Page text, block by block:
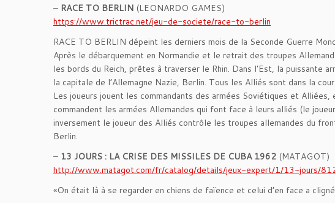
– RACE TO BERLIN (LEONARDO GAMES)
https://www.trictrac.net/jeu-de-societe/race-to-berlin
RACE TO BERLIN dépeint les derniers mois de la Seconde Guerre
Après le débarquement en Normandie et le retrait des troupes
les bords du Reich, prêtes à traverser le Rhin. Dans l’Est, la puissante
la capitale de l’Allemagne Nazie, Berlin. Tous les Alliés sont dans la
Les joueurs jouent les commandants des armées Soviétiques et
commandent les armées Allemandes qui font face à leurs alliés (le
inversement le joueur des Alliés contrôle les troupes allemandes du
Berlin.
– 13 JOURS : LA CRISE DES MISSILES DE CUBA 1962 (MATAGOT)
http://www.matagot.com/fr/catalog/details/jeux-expert/1/13-jours/
«On était là à se regarder en chiens de faïence et celui d’en face a